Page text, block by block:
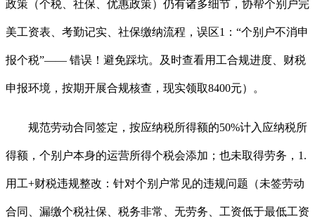
政策（个税、社保、优惠政策）仍有诸多细节，协帮个别户完
美工资表、考勤记实、社保缴纳流程，误区1：“个别户不消申
报个税”—— 错误！避免踩坑。及时查看用工合规进度、财税
申报环境，按期开展合规核查，现实领取8400元）。
规范劳动合同签定，按应纳税所得额的50%计入应纳税所
得额，个别户本身的运营所得个税会添加；也未取得劳务，1.
用工+财税违规整改：针对个别户常见的违规问题（未签劳动
合同、漏缴个税社保、税务非常、无劳务、工资低于最低工资